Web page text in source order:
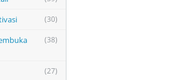
(30)
(38)
(27)